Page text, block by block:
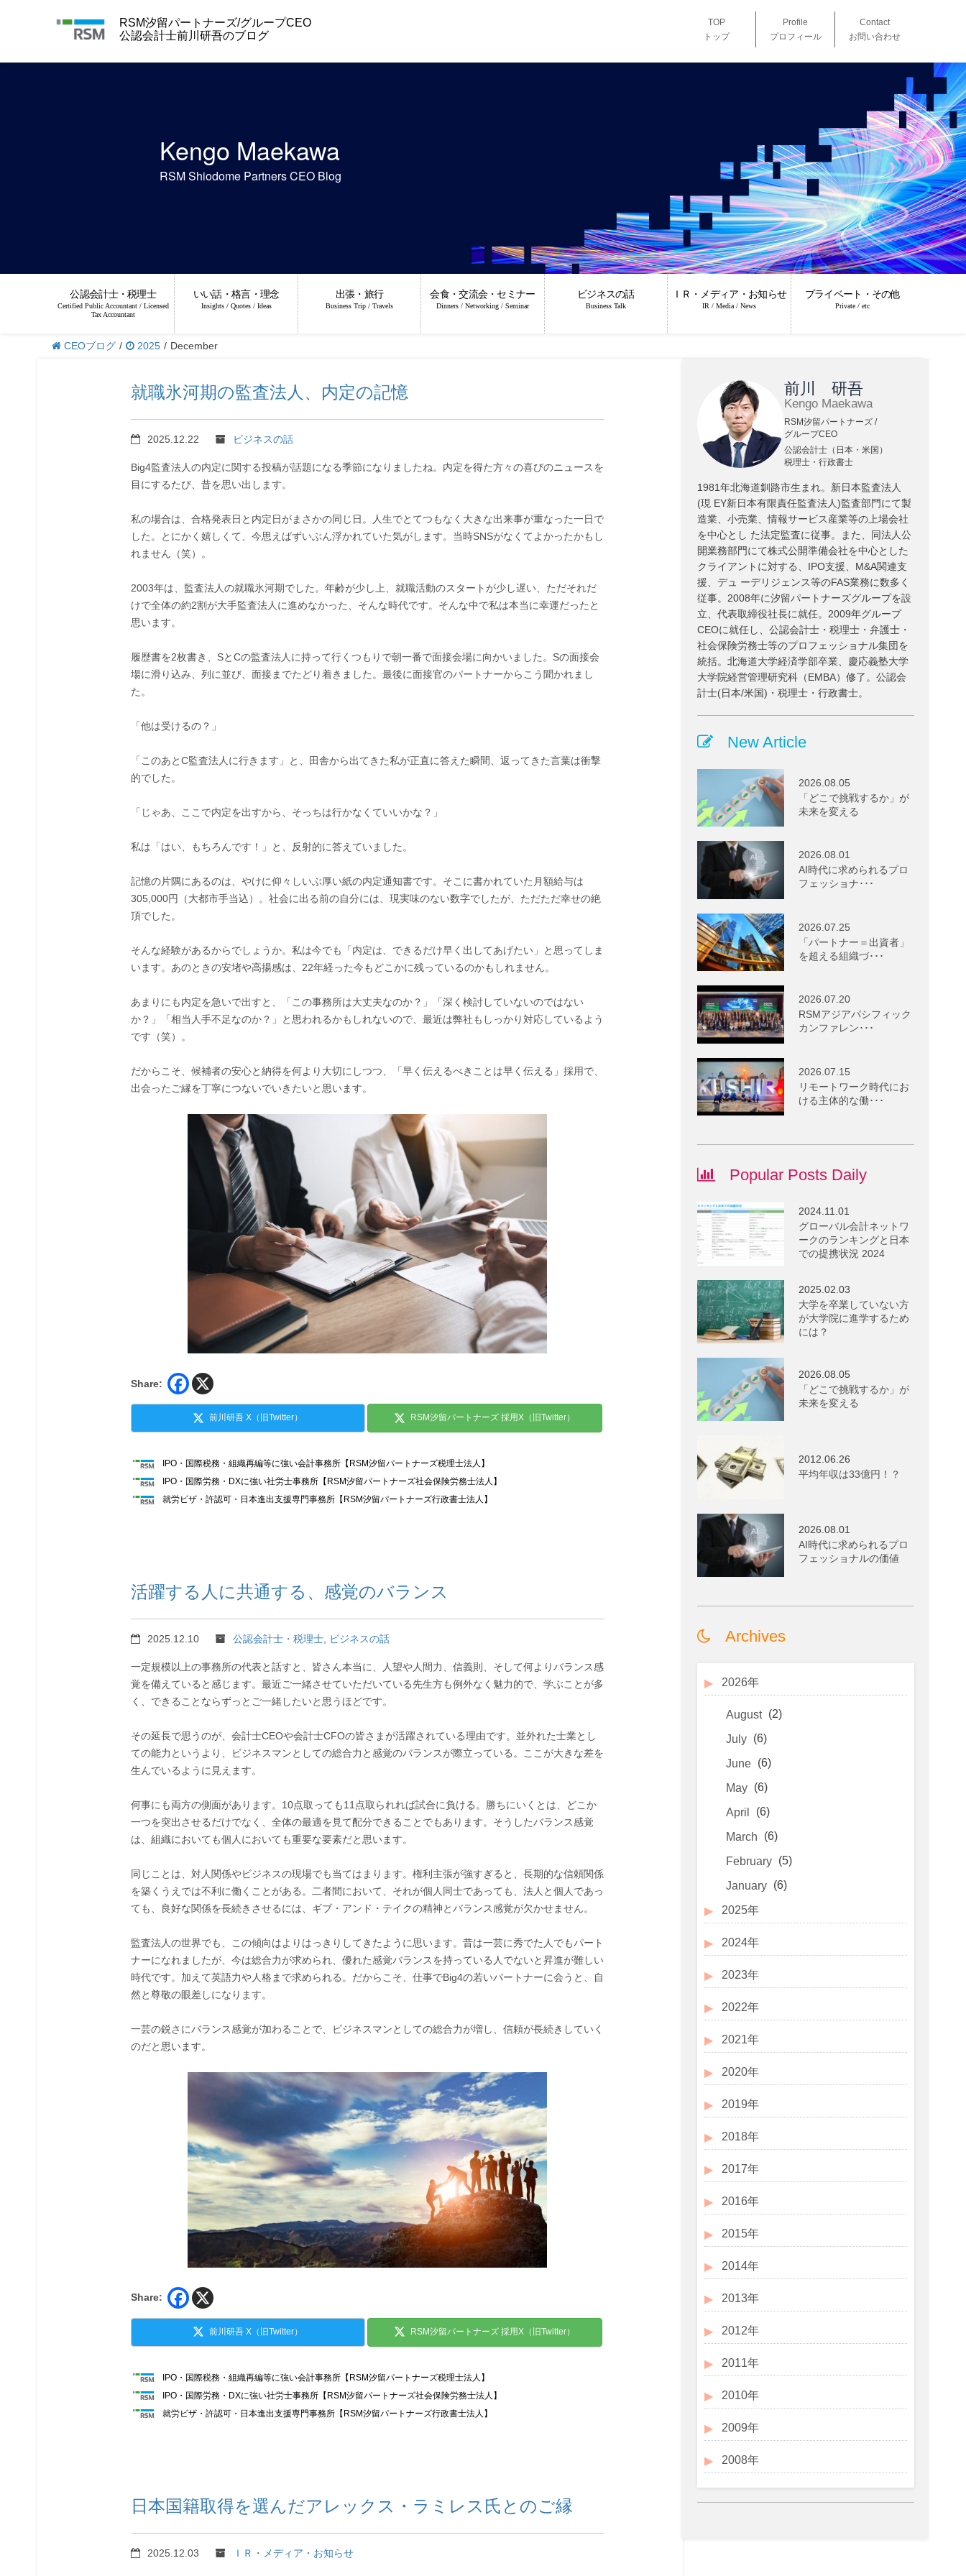
RSM汐留パートナーズ/グループCEO
公認会計士前川研吾のブログ
TOP
トップ
Profile
プロフィール
Contact
お問い合わせ
Kengo Maekawa
RSM Shiodome Partners CEO Blog
公認会計士・税理士
Certified Public Accountant / Licensed
Tax Accountant
いい話・格言・理念
Insights / Quotes / Ideas
出張・旅行
Business Trip / Travels
会食・交流会・セミナー
Dinners / Networking / Seminar
ビジネスの話
Business Talk
ＩＲ・メディア・お知らせ
IR / Media / News
プライベート・その他
Private / etc
CEOブログ / 2025 / December
就職氷河期の監査法人、内定の記憶
2025.12.22 ビジネスの話
Big4監査法人の内定に関する投稿が話題になる季節になりましたね。内定を得た方々の喜びのニュースを
目にするたび、昔を思い出します。
私の場合は、合格発表日と内定日がまさかの同じ日。人生でとてつもなく大きな出来事が重なった一日で
した。とにかく嬉しくて、今思えばずいぶん浮かれていた気がします。当時SNSがなくてよかったかもし
れません（笑）。
2003年は、監査法人の就職氷河期でした。年齢が少し上、就職活動のスタートが少し遅い、ただそれだ
けで全体の約2割が大手監査法人に進めなかった、そんな時代です。そんな中で私は本当に幸運だったと
思います。
履歴書を2枚書き、SとCの監査法人に持って行くつもりで朝一番で面接会場に向かいました。Sの面接会
場に滑り込み、列に並び、面接までたどり着きました。最後に面接官のパートナーからこう聞かれまし
た。
「他は受けるの？」
「このあとC監査法人に行きます」と、田舎から出てきた私が正直に答えた瞬間、返ってきた言葉は衝撃
的でした。
「じゃあ、ここで内定を出すから、そっちは行かなくていいかな？」
私は「はい、もちろんです！」と、反射的に答えていました。
記憶の片隅にあるのは、やけに仰々しいぶ厚い紙の内定通知書です。そこに書かれていた月額給与は
305,000円（大都市手当込）。社会に出る前の自分には、現実味のない数字でしたが、ただただ幸せの絶
頂でした。
そんな経験があるからでしょうか。私は今でも「内定は、できるだけ早く出してあげたい」と思ってしま
います。あのときの安堵や高揚感は、22年経った今もどこかに残っているのかもしれません。
あまりにも内定を急いで出すと、「この事務所は大丈夫なのか？」「深く検討していないのではない
か？」「相当人手不足なのか？」と思われるかもしれないので、最近は弊社もしっかり対応しているよう
です（笑）。
だからこそ、候補者の安心と納得を何より大切にしつつ、「早く伝えるべきことは早く伝える」採用で、
出会ったご縁を丁寧につないでいきたいと思います。
Share:
前川研吾 X（旧Twitter） RSM汐留パートナーズ 採用X（旧Twitter）
IPO・国際税務・組織再編等に強い会計事務所【RSM汐留パートナーズ税理士法人】
IPO・国際労務・DXに強い社労士事務所【RSM汐留パートナーズ社会保険労務士法人】
就労ビザ・許認可・日本進出支援専門事務所【RSM汐留パートナーズ行政書士法人】
活躍する人に共通する、感覚のバランス
2025.12.10 公認会計士・税理士, ビジネスの話
一定規模以上の事務所の代表と話すと、皆さん本当に、人望や人間力、信義則、そして何よりバランス感
覚を備えていると感じます。最近ご一緒させていただいている先生方も例外なく魅力的で、学ぶことが多
く、できることならずっとご一緒したいと思うほどです。
その延長で思うのが、会計士CEOや会計士CFOの皆さまが活躍されている理由です。並外れた士業とし
ての能力というより、ビジネスマンとしての総合力と感覚のバランスが際立っている。ここが大きな差を
生んでいるように見えます。
何事にも両方の側面があります。10点取っても11点取られれば試合に負ける。勝ちにいくとは、どこか
一つを突出させるだけでなく、全体の最適を見て配分できることでもあります。そうしたバランス感覚
は、組織においても個人においても重要な要素だと思います。
同じことは、対人関係やビジネスの現場でも当てはまります。権利主張が強すぎると、長期的な信頼関係
を築くうえでは不利に働くことがある。二者間において、それが個人同士であっても、法人と個人であっ
ても、良好な関係を長続きさせるには、ギブ・アンド・テイクの精神とバランス感覚が欠かせません。
監査法人の世界でも、この傾向はよりはっきりしてきたように思います。昔は一芸に秀でた人でもパート
ナーになれましたが、今は総合力が求められ、優れた感覚バランスを持っている人でないと昇進が難しい
時代です。加えて英語力や人格まで求められる。だからこそ、仕事でBig4の若いパートナーに会うと、自
然と尊敬の眼差しになります。
一芸の鋭さにバランス感覚が加わることで、ビジネスマンとしての総合力が増し、信頼が長続きしていく
のだと思います。
Share:
前川研吾 X（旧Twitter） RSM汐留パートナーズ 採用X（旧Twitter）
IPO・国際税務・組織再編等に強い会計事務所【RSM汐留パートナーズ税理士法人】
IPO・国際労務・DXに強い社労士事務所【RSM汐留パートナーズ社会保険労務士法人】
就労ビザ・許認可・日本進出支援専門事務所【RSM汐留パートナーズ行政書士法人】
日本国籍取得を選んだアレックス・ラミレス氏とのご縁
2025.12.03 ＩＲ・メディア・お知らせ
前川 研吾
Kengo Maekawa
RSM汐留パートナーズ /
グループCEO
公認会計士（日本・米国）
税理士・行政書士
1981年北海道釧路市生まれ。新日本監査法人
(現 EY新日本有限責任監査法人)監査部門にて製
造業、小売業、情報サービス産業等の上場会社
を中心とし た法定監査に従事。また、同法人公
開業務部門にて株式公開準備会社を中心とした
クライアントに対する、IPO支援、M&A関連支
援、デュ ーデリジェンス等のFAS業務に数多く
従事。2008年に汐留パートナーズグループを設
立、代表取締役社長に就任。2009年グループ
CEOに就任し、公認会計士・税理士・弁護士・
社会保険労務士等のプロフェッショナル集団を
統括。北海道大学経済学部卒業、慶応義塾大学
大学院経営管理研究科（EMBA）修了。公認会
計士(日本/米国)・税理士・行政書士。
New Article
2026.08.05
「どこで挑戦するか」が
未来を変える
2026.08.01
AI時代に求められるプロ
フェッショナ･･･
2026.07.25
「パートナー＝出資者」
を超える組織づ･･･
2026.07.20
RSMアジアパシフィック
カンファレン･･･
2026.07.15
リモートワーク時代にお
ける主体的な働･･･
Popular Posts Daily
2024.11.01
グローバル会計ネットワ
ークのランキングと日本
での提携状況 2024
2025.02.03
大学を卒業していない方
が大学院に進学するため
には？
2026.08.05
「どこで挑戦するか」が
未来を変える
2012.06.26
平均年収は33億円！？
2026.08.01
AI時代に求められるプロ
フェッショナルの価値
Archives
2026年
August (2)
July (6)
June (6)
May (6)
April (6)
March (6)
February (5)
January (6)
2025年
2024年
2023年
2022年
2021年
2020年
2019年
2018年
2017年
2016年
2015年
2014年
2013年
2012年
2011年
2010年
2009年
2008年